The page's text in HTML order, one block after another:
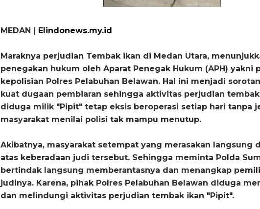
MEDAN | Elindonews.my.id
Maraknya perjudian Tembak ikan di Medan Utara,
penegakan hukum oleh Aparat Penegak Hukum (APH) yakni
kepolisian Polres Pelabuhan Belawan. Hal ini menjadi
kuat dugaan pembiaran sehingga aktivitas perjudian
diduga milik "Pipit" tetap eksis beroperasi setiap hari tanpa
masyarakat menilai polisi tak mampu menutup.
Akibatnya, masyarakat setempat yang merasakan langsung
atas keberadaan judi tersebut. Sehingga meminta Polda
bertindak langsung memberantasnya dan menangkap
judinya. Karena, pihak Polres Pelabuhan Belawan diduga
dan melindungi aktivitas perjudian tembak ikan "Pipit".